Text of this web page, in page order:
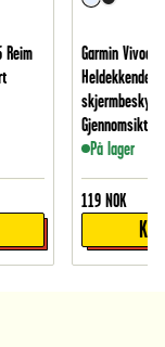
Reim
Garmin
Heldekkende
Gjennomsiktig
På lager
119 NOK